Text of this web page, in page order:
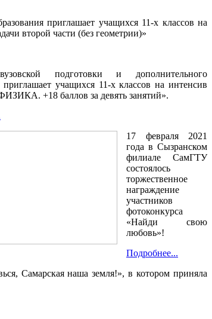
приглашает учащихся 11-х классов на
второй части (без геометрии)»
подготовки и дополнительного
приглашает учащихся 11-х классов на интенсив
+18 баллов за девять занятий».
17 февраля 2021
года в Сызранском
филиале СамГТУ
состоялось
торжественное
награждение
участников
фотоконкурса
«Найди свою
любовь»!
Подробнее...
Самарская наша земля!», в котором приняла